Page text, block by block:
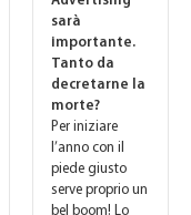
sarà
importante.
Tanto da
decretarne la
morte?
Per iniziare
l’anno con il
piede giusto
serve proprio un
bel boom! Lo